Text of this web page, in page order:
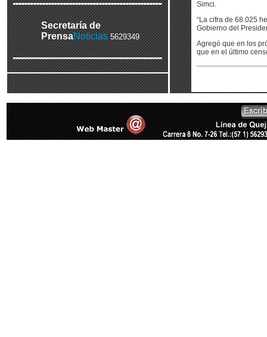
Secretaría de
PrensaNoticias 5629349
Simci.
“La cifra de 68.025
Gobierno del
Agregó que en los
que en el último